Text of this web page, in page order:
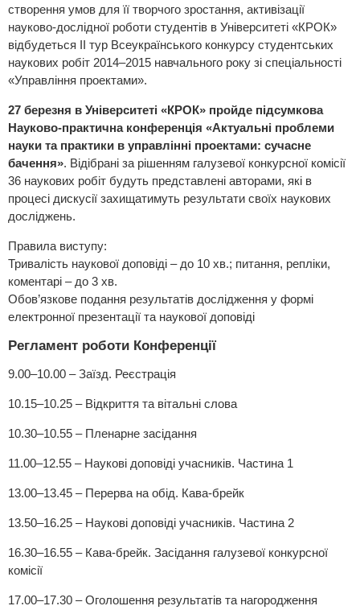
створення умов для її творчого зростання, активізації
науково-дослідної роботи студентів в Університеті «КРОК»
відбудеться ІІ тур Всеукраїнського конкурсу студентських
наукових робіт 2014–2015 навчального року зі спеціальності
«Управління проектами».
27 березня в Університеті «КРОК» пройде підсумкова
Науково-практична конференція «Актуальні проблеми
науки та практики в управлінні проектами: cучасне
бачення». Відібрані за рішенням галузевої конкурсної комісії
36 наукових робіт будуть представлені авторами, які в
процесі дискусії захищатимуть результати своїх наукових
досліджень.
Правила виступу:
Тривалість наукової доповіді – до 10 хв.; питання, репліки,
коментарі – до 3 хв.
Обов’язкове подання результатів дослідження у формі
електронної презентації та наукової доповіді
Регламент роботи Конференції
9.00–10.00 – Заїзд. Реєстрація
10.15–10.25 – Відкриття та вітальні слова
10.30–10.55 – Пленарне засідання
11.00–12.55 – Наукові доповіді учасників. Частина 1
13.00–13.45 – Перерва на обід. Кава-брейк
13.50–16.25 – Наукові доповіді учасників. Частина 2
16.30–16.55 – Кава-брейк. Засідання галузевої конкурсної
комісії
17.00–17.30 – Оголошення результатів та нагородження